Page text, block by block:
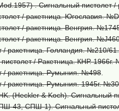
. Сигнальный пистолет
/ ракетница. Югославия.
/ ракетница. Венгрия.
/ ракетница. Венгрия.
/ ракетница. Голландия. №210/
/ Ракетница. КНР. 1966г.
/ ракетница. Румыния. №498.
/ ракетница. Румыния. 1945г.
(Heckler & Koch). Сигнальный
СПШ-1). Сигнальный